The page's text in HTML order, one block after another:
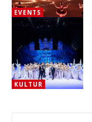
EVENTS
KULTUR